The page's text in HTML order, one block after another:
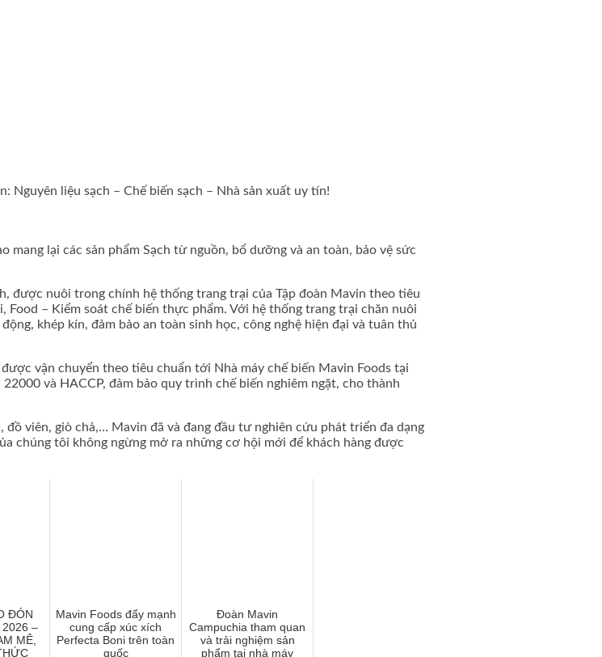
Nguyên liệu sạch – Chế biến sạch – Nhà sản xuất uy tín!
lại các sản phẩm Sạch từ nguồn, bổ dưỡng và an toàn, bảo vệ sức
được nuôi trong chính hệ thống trang trại của Tập đoàn Mavin theo tiêu
– Kiểm soát chế biến thực phẩm. Với hệ thống trang trại chăn nuôi
khép kín, đảm bảo an toàn sinh học, công nghệ hiện đại và tuân thủ
vận chuyển theo tiêu chuẩn tới Nhà máy chế biến Mavin Foods tại
và HACCP, đảm bảo quy trình chế biến nghiêm ngặt, cho thành
viên, giò chả,… Mavin đã và đang đầu tư nghiên cứu phát triển đa dạng
chúng tôi không ngừng mở ra những cơ hội mới để khách hàng được
ĐÓN
2026 –
MÊ,
Mavin Foods đẩy mạnh
cung cấp xúc xích
Perfecta Boni trên toàn
quốc
Đoàn Mavin
Campuchia tham quan
và trải nghiệm sản
phẩm tại nhà máy